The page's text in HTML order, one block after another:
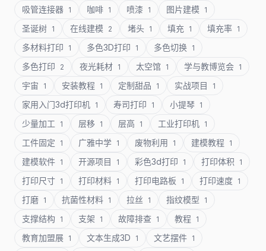
吸管连接器 1 咖啡 1 喷漆 1 图片建模 1
圣诞树 1 在线建模 2 堵头 1 填充 1 填充率 1
多材料打印 1 多色3D打印 1 多色切换 1
多色打印 2 夜光耗材 1 太空馆 1 学与教博览会 1
宇宙 1 安装教程 1 定制甜品 1 实战项目 1
家用入门3d打印机 1 寿司打印 1 小提琴 1
少量加工 1 层移 1 层高 1 工业打印机 1
工件固定 1 广雅中学 1 废物利用 1 建模教程 1
建模软件 1 开源项目 1 彩色3d打印 1 打印体积 1
打印尺寸 1 打印材料 1 打印电路板 1 打印速度 1
打磨 1 抗菌性材料 1 拉丝 1 指纹模型 1
支撑结构 1 支架 1 故障排查 1 教程 1
教育加盟展 1 文本生成3D 1 文艺摆件 1